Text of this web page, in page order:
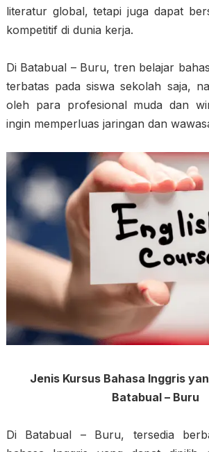
literatur global, tetapi juga dapat
kompetitif di dunia kerja.
Di Batabual – Buru, tren belajar
terbatas pada siswa sekolah saja,
oleh para profesional muda dan
ingin memperluas jaringan dan
Jenis Kursus Bahasa Inggris
Batabual – Buru
Di Batabual – Buru, tersedia